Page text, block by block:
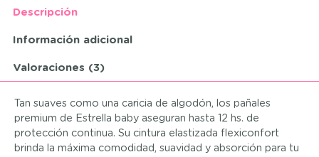
Descripción
Información adicional
Valoraciones (3)
Tan suaves como una caricia de algodón, los pañales
premium de Estrella baby aseguran hasta 12 hs. de
protección continua. Su cintura elastizada flexiconfort
brinda la máxima comodidad, suavidad y absorción para tu